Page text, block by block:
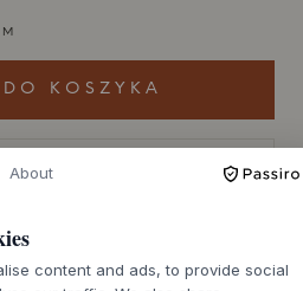
KOSZYKA
Zostanie dla Ciebie zamówione
About
content and ads, to provide social